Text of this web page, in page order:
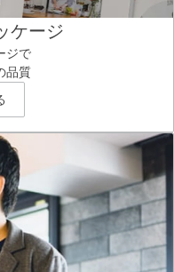
ケージ
ジで
品質